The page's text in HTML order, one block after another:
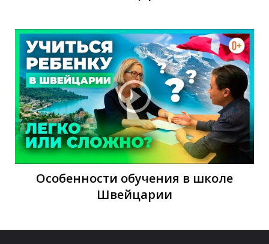
Р
Особенности обучения в школе
Швейцарии